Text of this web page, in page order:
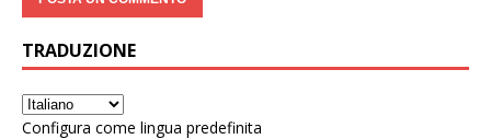
TRADUZIONE
Configura come lingua predefinita